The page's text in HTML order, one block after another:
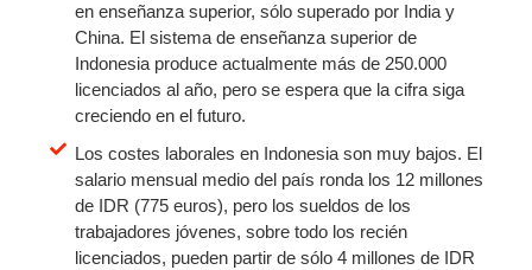
en enseñanza superior, sólo superado por India y
China. El sistema de enseñanza superior de
Indonesia produce actualmente más de 250.000
licenciados al año, pero se espera que la cifra siga
creciendo en el futuro.
Los costes laborales en Indonesia son muy bajos. El
salario mensual medio del país ronda los 12 millones
de IDR (775 euros), pero los sueldos de los
trabajadores jóvenes, sobre todo los recién
licenciados, pueden partir de sólo 4 millones de IDR